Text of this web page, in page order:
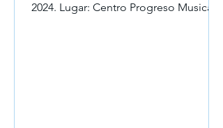
2024. Lugar: Centro Progreso Musical -